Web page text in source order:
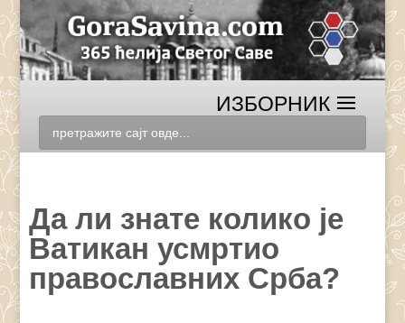
Да ли знате колико је
Ватикан усмртио
православних Срба?